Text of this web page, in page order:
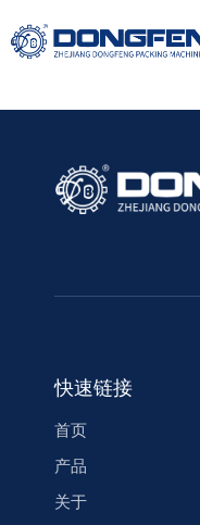
快速链接
首页
产品
关于